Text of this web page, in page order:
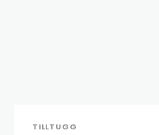
TILLTUGG